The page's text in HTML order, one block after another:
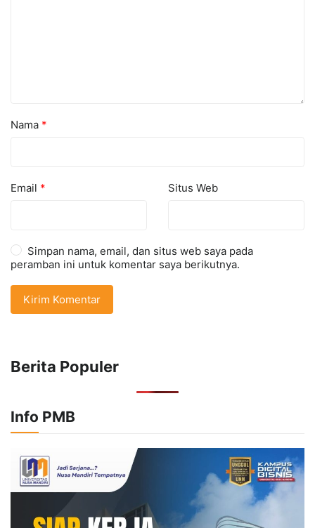
Nama *
Email * Situs Web
Simpan nama, email, dan situs web saya pada
peramban ini untuk komentar saya berikutnya.
Berita Populer
Info PMB